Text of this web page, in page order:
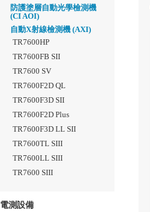
防護塗層自動光學檢測機
(CI AOI)
自動X射線檢測機 (AXI)
TR7600HP
TR7600FB SII
TR7600 SV
TR7600F2D QL
TR7600F3D SII
TR7600F2D Plus
TR7600F3D LL SII
TR7600TL SIII
TR7600LL SIII
TR7600 SIII
電測設備